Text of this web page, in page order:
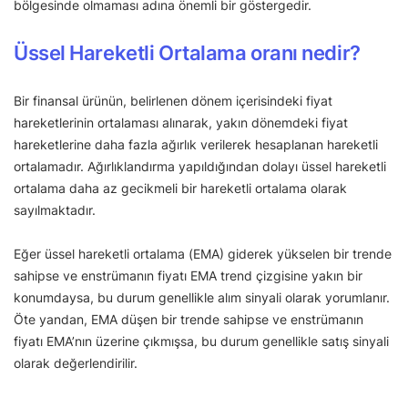
bölgesinde olmaması adına önemli bir göstergedir.
Üssel Hareketli Ortalama oranı nedir?
Bir finansal ürünün, belirlenen dönem içerisindeki fiyat
hareketlerinin ortalaması alınarak, yakın dönemdeki fiyat
hareketlerine daha fazla ağırlık verilerek hesaplanan hareketli
ortalamadır. Ağırlıklandırma yapıldığından dolayı üssel hareketli
ortalama daha az gecikmeli bir hareketli ortalama olarak
sayılmaktadır.
Eğer üssel hareketli ortalama (EMA) giderek yükselen bir trende
sahipse ve enstrümanın fiyatı EMA trend çizgisine yakın bir
konumdaysa, bu durum genellikle alım sinyali olarak yorumlanır.
Öte yandan, EMA düşen bir trende sahipse ve enstrümanın
fiyatı EMA’nın üzerine çıkmışsa, bu durum genellikle satış sinyali
olarak değerlendirilir.